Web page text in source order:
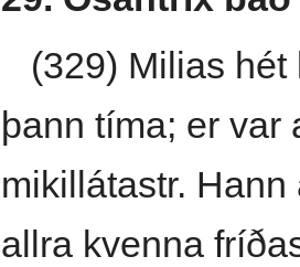
(329) Milias hét
þann tíma; er var
mikillátastr.
allra kvenna